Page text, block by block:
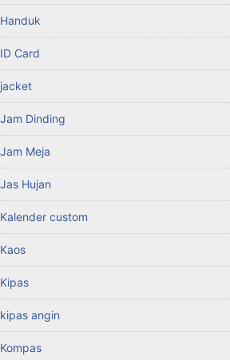
Handuk
ID Card
jacket
Jam Dinding
Jam Meja
Jas Hujan
Kalender custom
Kaos
Kipas
kipas angin
Kompas